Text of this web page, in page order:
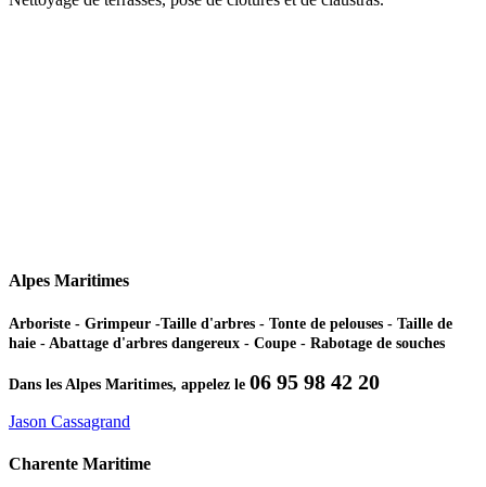
Alpes Maritimes
Arboriste - Grimpeur -Taille d'arbres - Tonte de pelouses - Taille de
haie - Abattage d'arbres dangereux - Coupe - Rabotage de souches
Dans les Alpes Maritimes, appelez le 06 95 98 42 20
Jason Cassagrand
Charente Maritime